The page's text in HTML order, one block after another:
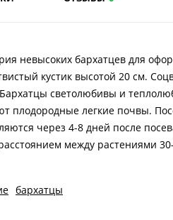
невысоких бархатцев для
кустик высотой 20 см.
светолюбивы и
плодородные легкие почвы.
через 4-8 дней после
между растениями
бархатцы